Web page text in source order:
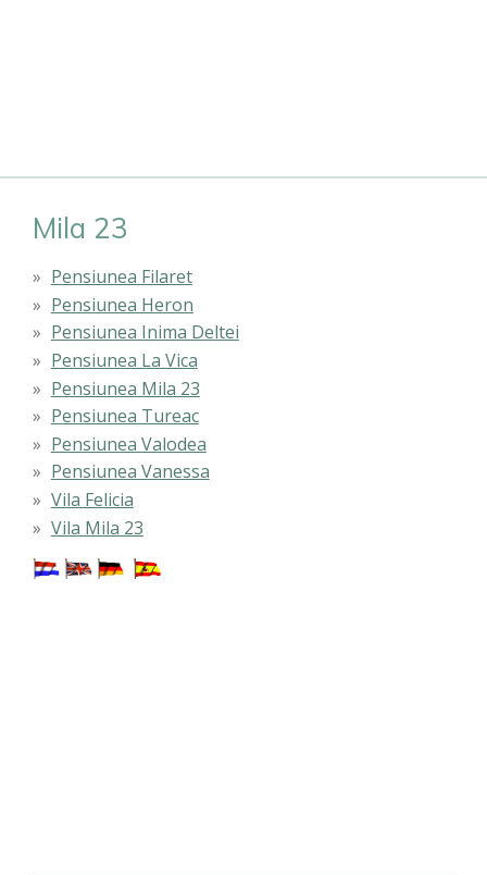
Mila 23
Pensiunea Filaret
Pensiunea Heron
Pensiunea Inima Deltei
Pensiunea La Vica
Pensiunea Mila 23
Pensiunea Tureac
Pensiunea Valodea
Pensiunea Vanessa
Vila Felicia
Vila Mila 23